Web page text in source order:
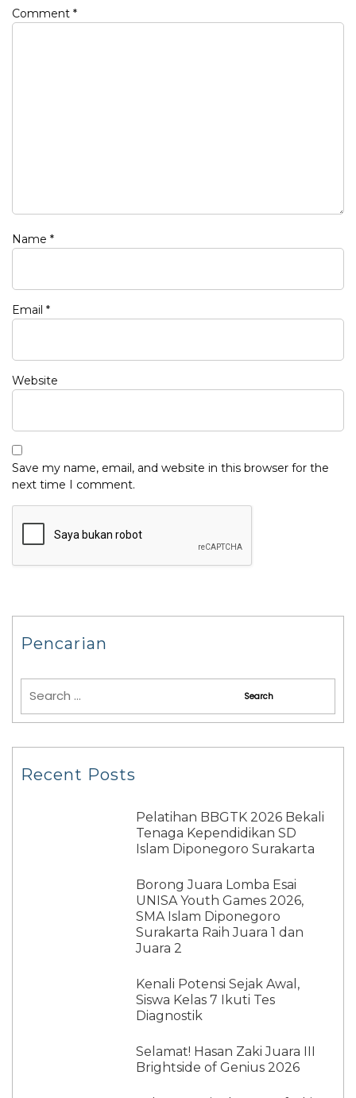
Comment *
Name *
Email *
Website
Save my name, email, and website in this browser for the
next time I comment.
Pencarian
Recent Posts
Pelatihan BBGTK 2026 Bekali
Tenaga Kependidikan SD
Islam Diponegoro Surakarta
Borong Juara Lomba Esai
UNISA Youth Games 2026,
SMA Islam Diponegoro
Surakarta Raih Juara 1 dan
Juara 2
Kenali Potensi Sejak Awal,
Siswa Kelas 7 Ikuti Tes
Diagnostik
Selamat! Hasan Zaki Juara III
Brightside of Genius 2026